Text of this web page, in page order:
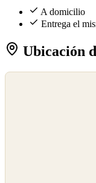
A domicilio
Entrega el
Ubicación